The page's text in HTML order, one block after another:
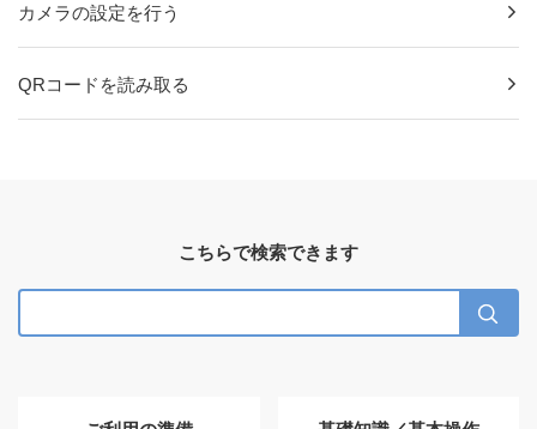
カメラの設定を行う
QRコードを読み取る
こちらで検索できます